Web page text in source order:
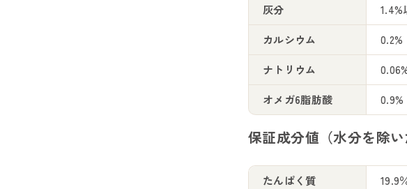
灰分 1.4%
カルシウム 0.2%
ナトリウム
オメガ6脂肪酸 0.9%
保証成分値（水分を除い
たんぱく質 19.9